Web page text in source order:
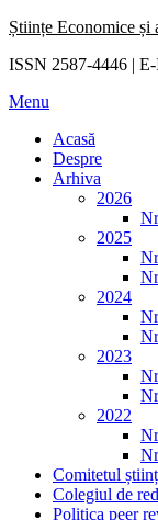
Skip
content
Științe Economice și
ISSN 2587-4446 |
Menu
Acasă
Despre
Arhiva
2026
2025
2024
2023
2022
Comitetul
Colegiul de
Politica peer